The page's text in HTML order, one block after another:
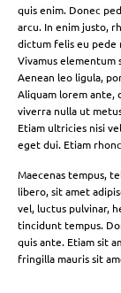
quis enim. Donec
arcu. In enim justo,
dictum felis eu pede
Vivamus
Aenean leo ligula,
Aliquam lorem ante,
viverra nulla ut
Etiam ultricies nisi
eget dui. Etiam
Maecenas tempus,
libero, sit amet
vel, luctus pulvinar,
tincidunt tempus.
quis ante. Etiam sit
fringilla mauris sit